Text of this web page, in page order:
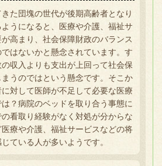
た団塊の世代が後期高齢者となり
うになると、医療や介護、福祉サ
高まり、社会保障財政のバランス
はないかと懸念されています。す
収入よりも支出が上回って社会保
うのではという懸念です。そこか
対して医師が不足して必要な医療
？病院のベッドを取り合う事態に
看取り経験がなく対処が分からな
療や介護、福祉サービスなどの将
ている人が多いようです。